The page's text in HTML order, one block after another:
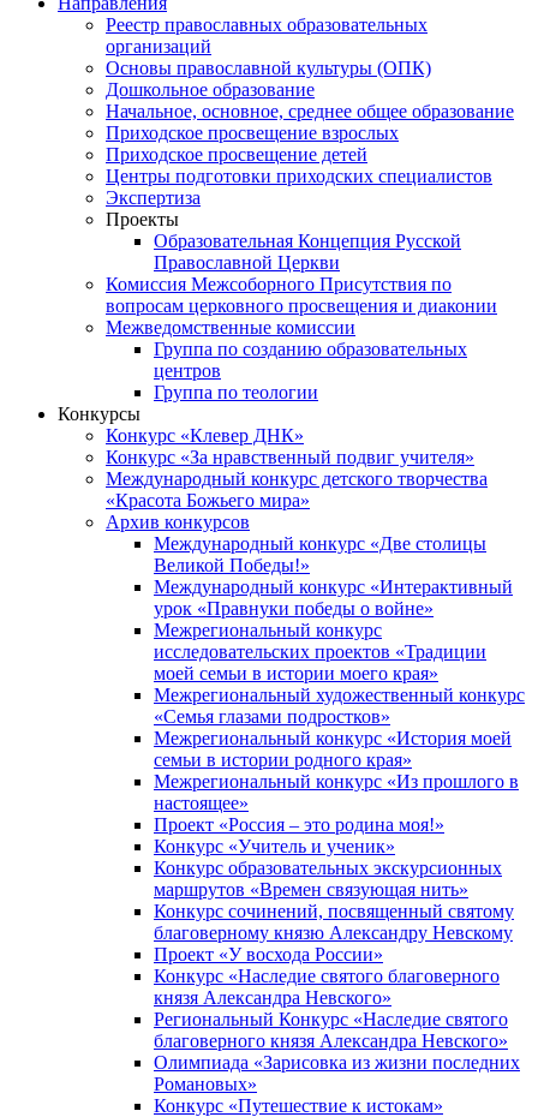
Реестр православных образовательных
организаций
Основы православной культуры (ОПК)
Дошкольное образование
Начальное, основное, среднее общее образование
Приходское просвещение взрослых
Приходское просвещение детей
Центры подготовки приходских специалистов
Экспертиза
Проекты
Образовательная Концепция Русской
Православной Церкви
Комиссия Межсоборного Присутствия по
вопросам церковного просвещения и диаконии
Межведомственные комиссии
Группа по созданию образовательных
центров
Группа по теологии
Конкурсы
Конкурс «Клевер ДНК»
Конкурс «За нравственный подвиг учителя»
Международный конкурс детского творчества
«Красота Божьего мира»
Архив конкурсов
Международный конкурс «Две столицы
Великой Победы!»
Международный конкурс «Интерактивный
урок «Правнуки победы о войне»
Межрегиональный конкурс
исследовательских проектов «Традиции
моей семьи в истории моего края»
Межрегиональный художественный конкурс
«Семья глазами подростков»
Межрегиональный конкурс «История моей
семьи в истории родного края»
Межрегиональный конкурс «Из прошлого в
настоящее»
Проект «Россия – это родина моя!»
Конкурс «Учитель и ученик»
Конкурс образовательных экскурсионных
маршрутов «Времен связующая нить»
Конкурс сочинений, посвященный святому
благоверному князю Александру Невскому
Проект «У восхода России»
Конкурс «Наследие святого благоверного
князя Александра Невского»
Региональный Конкурс «Наследие святого
благоверного князя Александра Невского»
Олимпиада «Зарисовка из жизни последних
Романовых»
Конкурс «Путешествие к истокам»